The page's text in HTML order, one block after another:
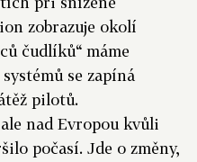
zobrazuje okolí
čudlíků“ máme
se zapíná
pilotů.
nad Evropou kvůli
počasí. Jde o změny,